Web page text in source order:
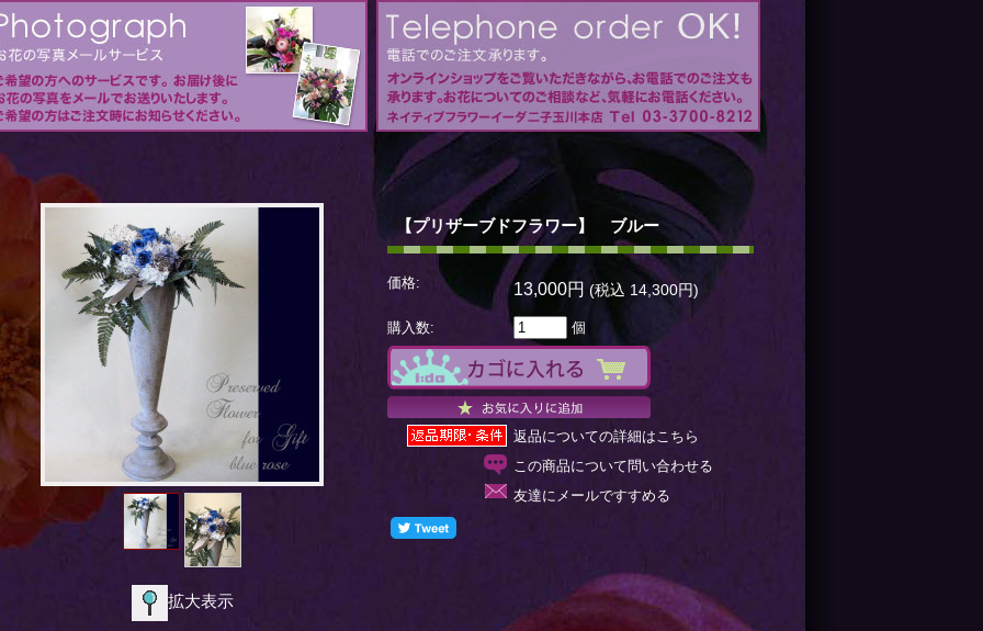
拡大表示
【プリザーブドフラワー】 ブルー
価格: 13,000円 (税込 14,300円)
購入数: 個
返品についての詳細はこちら
この商品について問い合わせる
友達にメールですすめる